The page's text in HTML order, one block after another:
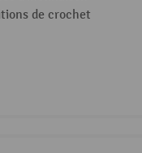
de crochet